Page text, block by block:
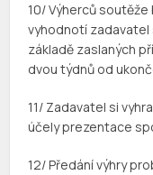
10/ Výherců
vyhodnotí zadavatel
základě zaslaných
dvou týdnů od
11/ Zadavatel si
účely prezentace
12/ Předání výhry